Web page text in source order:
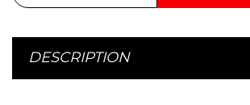
DESCRIPTION